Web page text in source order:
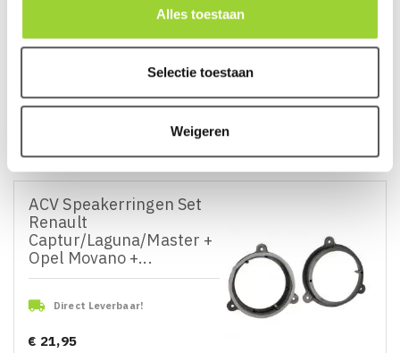
Alles toestaan
Selectie toestaan
Weigeren
Prijs
€ 14,95
ACV Speakerringen Set
Renault
Captur/Laguna/Master +
Opel Movano +...
 Direct Leverbaar!
Prijs
€ 21,95